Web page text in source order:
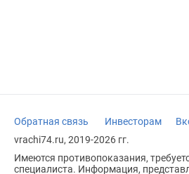
Обратная связь Инвесторам
vrachi74.ru, 2019-2026 гг.
Имеются противопоказания,
специалиста. Информация,